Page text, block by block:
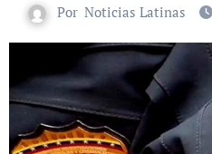
Por Noticias Latinas